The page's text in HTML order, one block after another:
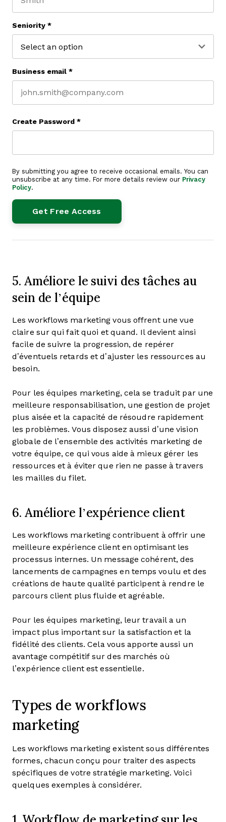
Seniority *
Business email *
Create Password *
By submitting you agree to receive occasional emails. You can
unsubscribe at any time. For more details review our Privacy
Policy.
5. Améliore le suivi des tâches au
sein de l’équipe
Les workflows marketing vous offrent une vue
claire sur qui fait quoi et quand. Il devient ainsi
facile de suivre la progression, de repérer
d’éventuels retards et d’ajuster les ressources au
besoin.
Pour les équipes marketing, cela se traduit par une
meilleure responsabilisation, une gestion de projet
plus aisée et la capacité de résoudre rapidement
les problèmes. Vous disposez aussi d’une vision
globale de l’ensemble des activités marketing de
votre équipe, ce qui vous aide à mieux gérer les
ressources et à éviter que rien ne passe à travers
les mailles du filet.
6. Améliore l’expérience client
Les workflows marketing contribuent à offrir une
meilleure expérience client en optimisant les
processus internes. Un message cohérent, des
lancements de campagnes en temps voulu et des
créations de haute qualité participent à rendre le
parcours client plus fluide et agréable.
Pour les équipes marketing, leur travail a un
impact plus important sur la satisfaction et la
fidélité des clients. Cela vous apporte aussi un
avantage compétitif sur des marchés où
l’expérience client est essentielle.
Types de workflows
marketing
Les workflows marketing existent sous différentes
formes, chacun conçu pour traiter des aspects
spécifiques de votre stratégie marketing. Voici
quelques exemples à considérer.